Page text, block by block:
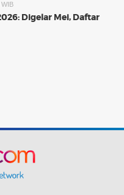
WIB
Digelar Mei, Daftar